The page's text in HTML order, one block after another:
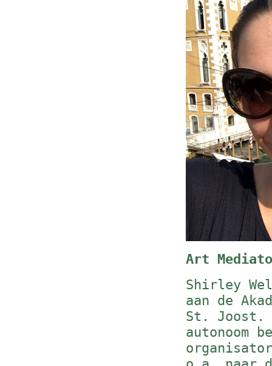
Art
Shirley
aan de
St. Joost.
autonoom